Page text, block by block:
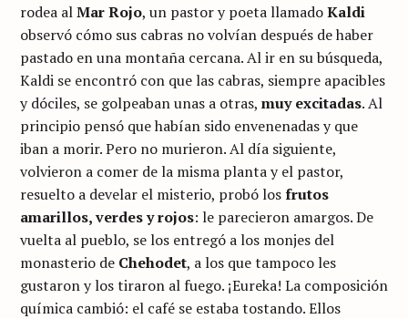
rodea alMar Rojo, un pastor y poeta llamadoKaldi
observó cómo sus cabras no volvían después de haber
pastado en una montaña cercana. Al ir en su búsqueda,
Kaldi se encontró con que las cabras, siempre apacibles
y dóciles, se golpeaban unas a otras, muy excitadas. Al
principio pensó que habían sido envenenadas y que
iban a morir. Pero no murieron. Al día siguiente,
volvieron a comer de la misma planta y el pastor,
resuelto a develar el misterio, probó losfrutos
amarillos, verdes y rojos: le parecieron amargos. De
vuelta al pueblo, se los entregó a los monjes del
monasterio de Chehodet, a los que tampoco les
gustaron y los tiraron al fuego. ¡Eureka! La composición
química cambió: el café se estaba tostando. Ellos